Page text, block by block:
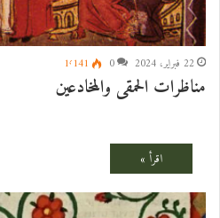
22 فبراير، 2024 0 1٬141
مناظرات الحمقى والمخادعين